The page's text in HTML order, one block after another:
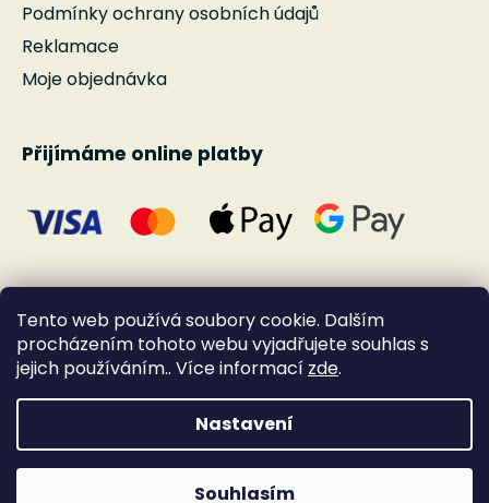
Tento web používá soubory cookie. Dalším
procházením tohoto webu vyjadřujete souhlas s
jejich používáním.. Více informací zde.
Nastavení
Souhlasím
Podmínky ochrany osobních údajů
Reklamace
Moje objednávka
Přijímáme online platby
Vytvořil Shoptet